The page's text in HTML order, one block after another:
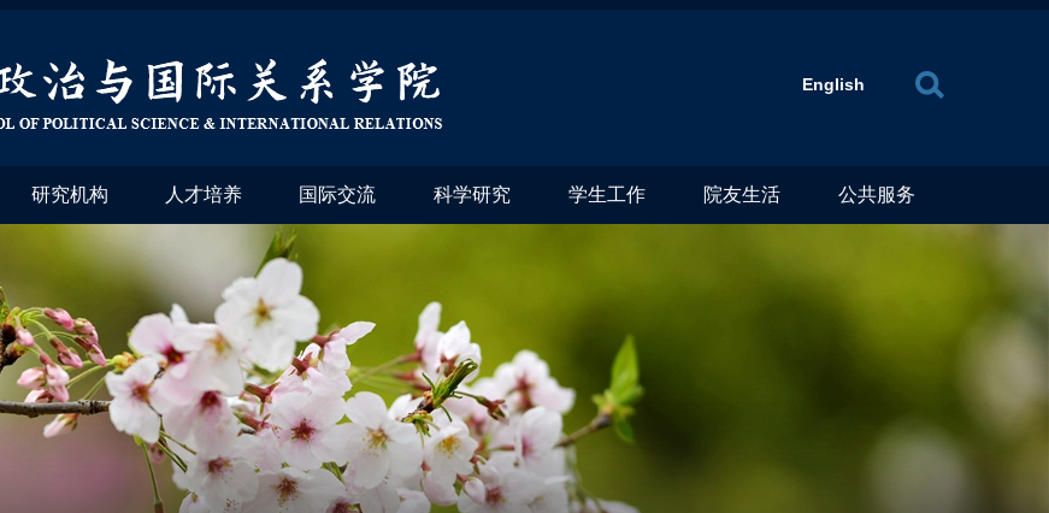
English
研究机构 人才培养 国际交流 科学研究 学生工作 院友生活 公共服务